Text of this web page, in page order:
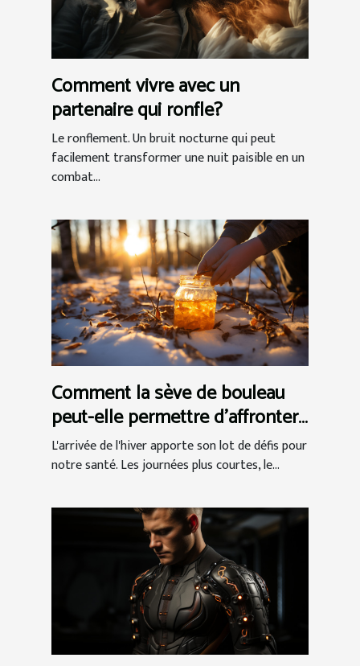
Comment vivre avec un
partenaire qui ronfle?
Le ronflement. Un bruit nocturne qui peut
facilement transformer une nuit paisible en un
combat...
Comment la sève de bouleau
peut-elle permettre d'affronter
efficacement l'hiver ?
L'arrivée de l'hiver apporte son lot de défis pour
notre santé. Les journées plus courtes, le...